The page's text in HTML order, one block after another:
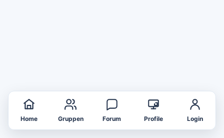
Home Gruppen Forum Profile Login